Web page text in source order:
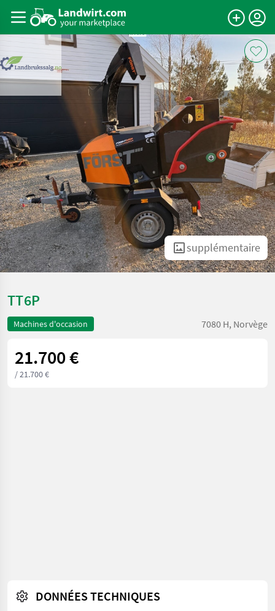
supplémentaire
TT6P
Machines d'occasion 7080 H, Norvège
21.700 €
/ 21.700 €
DONNÉES TECHNIQUES